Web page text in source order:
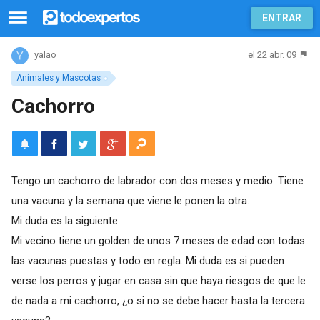
ENTRAR
Animales y Mascotas
yalao el 22 abr. 09
Cachorro
Tengo un cachorro de labrador con dos meses y medio. Tiene
una vacuna y la semana que viene le ponen la otra.
Mi duda es la siguiente:
Mi vecino tiene un golden de unos 7 meses de edad con todas
las vacunas puestas y todo en regla. Mi duda es si pueden
verse los perros y jugar en casa sin que haya riesgos de que le
de nada a mi cachorro, ¿o si no se debe hacer hasta la tercera